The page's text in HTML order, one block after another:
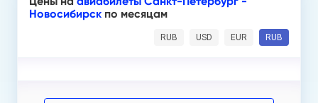
Новосибирск по месяцам
RUB USD EUR RUB